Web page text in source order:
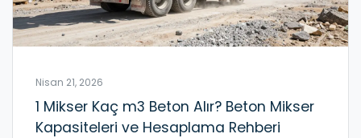
Nisan 21, 2026
1 Mikser Kaç m3 Beton Alır? Beton Mikser
Kapasiteleri ve Hesaplama Rehberi